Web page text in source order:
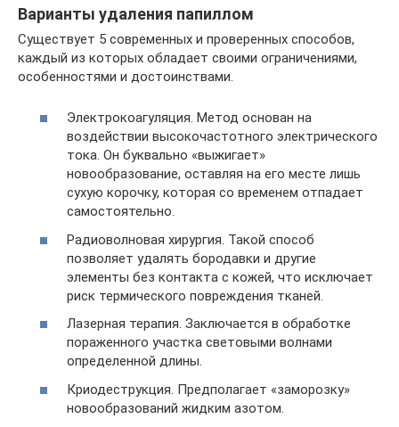
Варианты удаления папиллом
Существует 5 современных и проверенных способов,
каждый из которых обладает своими ограничениями,
особенностями и достоинствами.
Электрокоагуляция. Метод основан на
воздействии высокочастотного электрического
тока. Он буквально «выжигает»
новообразование, оставляя на его месте лишь
сухую корочку, которая со временем отпадает
самостоятельно.
Радиоволновая хирургия. Такой способ
позволяет удалять бородавки и другие
элементы без контакта с кожей, что исключает
риск термического повреждения тканей.
Лазерная терапия. Заключается в обработке
пораженного участка световыми волнами
определенной длины.
Криодеструкция. Предполагает «заморозку»
новообразований жидким азотом.